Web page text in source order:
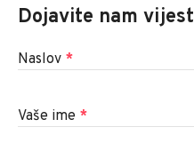
Dojavite nam vijest
Naslov *
Vaše ime *